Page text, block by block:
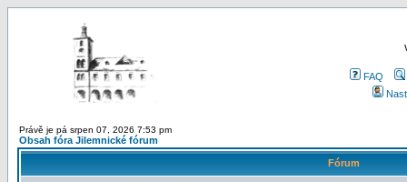
FAQ
Právě je pá srpen 07, 2026 7:53 pm
Obsah fóra Jilemnické fórum
Fórum